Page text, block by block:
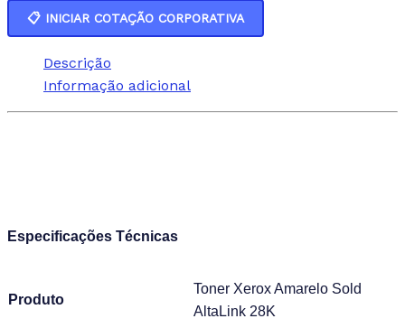
📋 INICIAR COTAÇÃO CORPORATIVA
Descrição
Informação adicional
Especificações Técnicas
Produto
Toner Xerox Amarelo Sold
AltaLink 28K